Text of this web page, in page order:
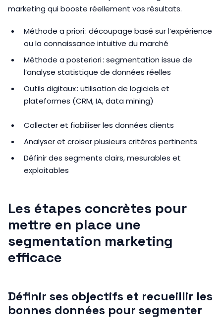
marketing qui booste réellement vos résultats.
Méthode a priori : découpage basé sur l’expérience
ou la connaissance intuitive du marché
Méthode a posteriori : segmentation issue de
l’analyse statistique de données réelles
Outils digitaux : utilisation de logiciels et
plateformes (CRM, IA, data mining)
Collecter et fiabiliser les données clients
Analyser et croiser plusieurs critères pertinents
Définir des segments clairs, mesurables et
exploitables
Les étapes concrètes pour
mettre en place une
segmentation marketing
efficace
Définir ses objectifs et recueillir les
bonnes données pour segmenter